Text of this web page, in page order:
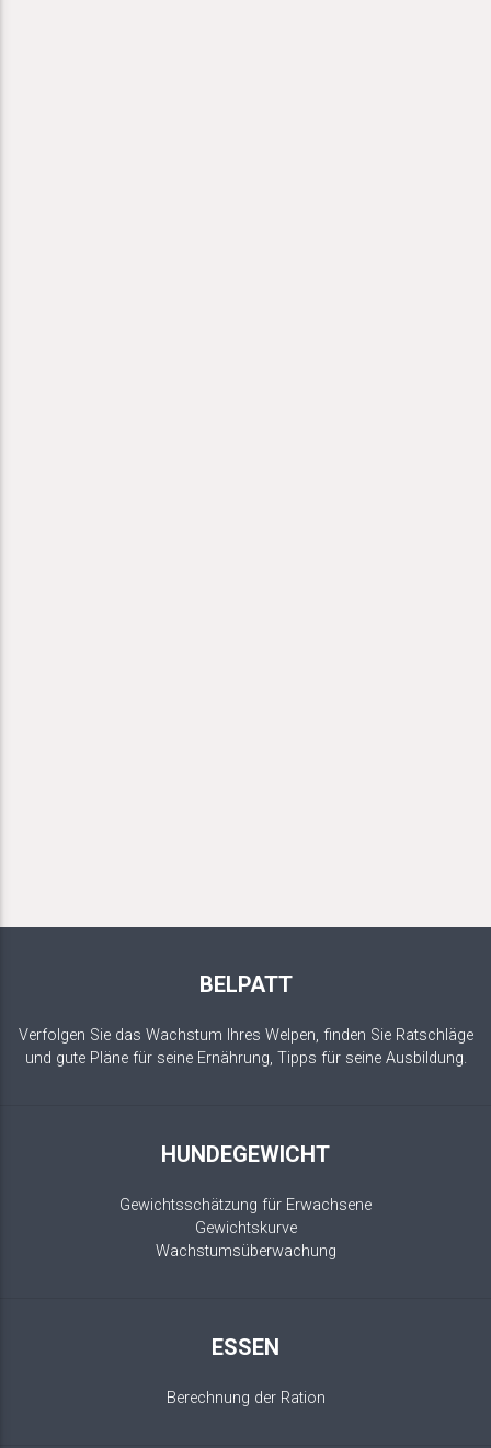
BELPATT
Verfolgen Sie das Wachstum Ihres Welpen, finden Sie Ratschläge
und gute Pläne für seine Ernährung, Tipps für seine Ausbildung.
HUNDEGEWICHT
Gewichtsschätzung für Erwachsene
Gewichtskurve
Wachstumsüberwachung
ESSEN
Berechnung der Ration